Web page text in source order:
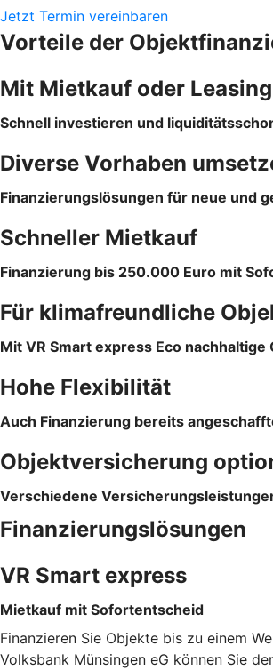
Jetzt Termin vereinbaren
Vorteile der
Mit Mietkauf oder Leasing
Schnell investieren und
Diverse Vorhaben
Finanzierungslösungen für neue und
Schneller Mietkauf
Finanzierung bis 250.000 Euro mit
Für klimafreundliche
Mit VR Smart express Eco
Hohe Flexibilität
Auch Finanzierung bereits
Objektversicherung
Verschiedene
Finanzierungslösungen
VR Smart express
Mietkauf mit Sofortentscheid
Finanzieren Sie Objekte bis zu einem
Volksbank Münsingen eG können Sie